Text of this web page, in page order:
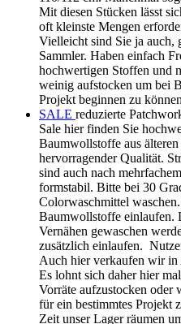
Mit diesen Stücken lässt
oft kleinste Mengen
Vielleicht sind Sie ja auch,
Sammler. Haben einfach
hochwertigen Stoffen und
weinig aufstocken um bei
Projekt beginnen zu
SALE reduzierte
Sale hier finden Sie
Baumwollstoffe aus
hervorragender Qualität.
sind auch nach
formstabil. Bitte bei 30
Colorwaschmittel
Baumwollstoffe einlaufen.
Vernähen gewaschen
zusätzlich einlaufen.
Auch hier verkaufen wir in
Es lohnt sich daher hier
Vorräte aufzustocken oder
für ein bestimmtes Projekt
Zeit unser Lager räumen